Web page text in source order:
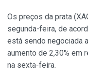
Os preços da prata
segunda-feira, de
está sendo negociada
aumento de 2,30% em
na sexta-feira.